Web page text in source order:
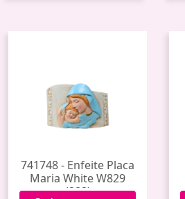
741748 - Enfeite Placa
Maria White W829
(288)